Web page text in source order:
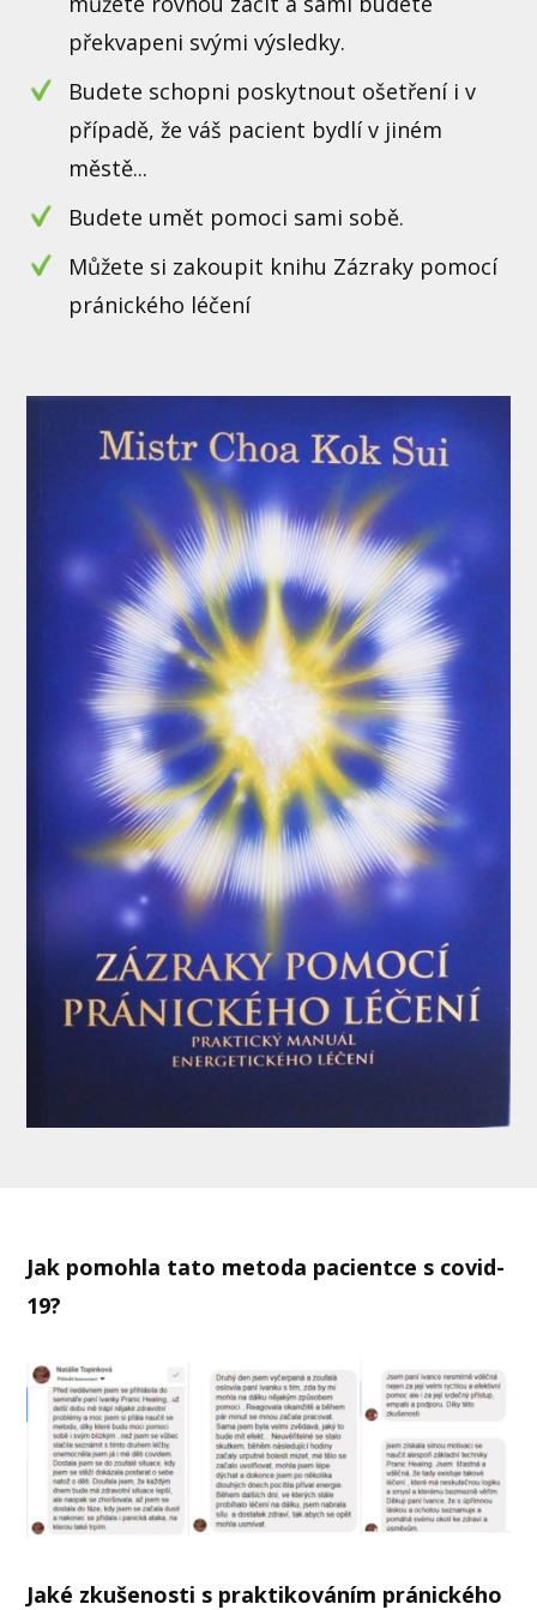
překvapeni svými výsledky.
Budete schopni poskytnout ošetření i v
případě, že váš pacient bydlí v jiném
městě...
Budete umět pomoci sami sobě.
Můžete si zakoupit knihu Zázraky pomocí
pránického léčení
Jak pomohla tato metoda pacientce s covid-
19?
Jaké zkušenosti s praktikováním pránického